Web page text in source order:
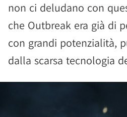
non ci deludano con
che Outbreak era già di
con grandi potenzialità,
dalla scarsa tecnologia